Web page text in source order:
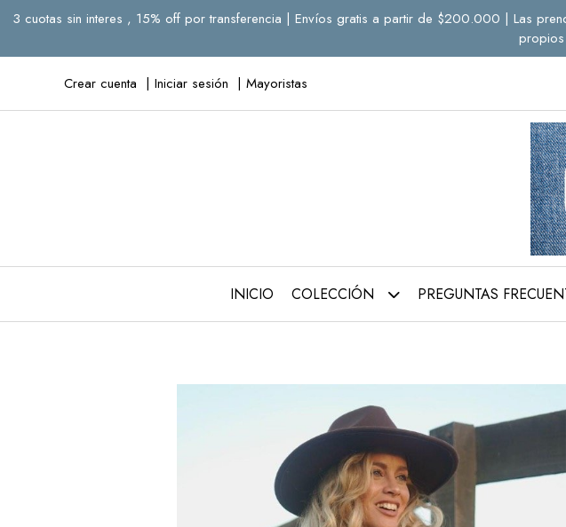
3 cuotas sin interes , 15% off por transferencia | Envíos gratis a partir de $200.000 | Las
Crear cuenta Iniciar sesión Mayoristas
INICIO COLECCIÓN PREGUNTAS